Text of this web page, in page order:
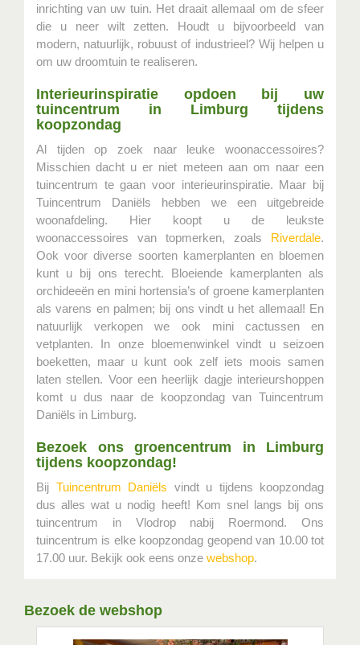
inrichting van uw tuin. Het draait allemaal om de sfeer
die u neer wilt zetten. Houdt u bijvoorbeeld van
modern, natuurlijk, robuust of industrieel? Wij helpen u
om uw droomtuin te realiseren.
Interieurinspiratie opdoen bij uw
tuincentrum in Limburg tijdens
koopzondag
Al tijden op zoek naar leuke woonaccessoires?
Misschien dacht u er niet meteen aan om naar een
tuincentrum te gaan voor interieurinspiratie. Maar bij
Tuincentrum Daniëls hebben we een uitgebreide
woonafdeling. Hier koopt u de leukste
woonaccessoires van topmerken, zoals Riverdale.
Ook voor diverse soorten kamerplanten en bloemen
kunt u bij ons terecht. Bloeiende kamerplanten als
orchideeën en mini hortensia’s of groene kamerplanten
als varens en palmen; bij ons vindt u het allemaal! En
natuurlijk verkopen we ook mini cactussen en
vetplanten. In onze bloemenwinkel vindt u seizoen
boeketten, maar u kunt ook zelf iets moois samen
laten stellen. Voor een heerlijk dagje interieurshoppen
komt u dus naar de koopzondag van Tuincentrum
Daniëls in Limburg.
Bezoek ons groencentrum in Limburg
tijdens koopzondag!
Bij Tuincentrum Daniëls vindt u tijdens koopzondag
dus alles wat u nodig heeft! Kom snel langs bij ons
tuincentrum in Vlodrop nabij Roermond. Ons
tuincentrum is elke koopzondag geopend van 10.00 tot
17.00 uur. Bekijk ook eens onze webshop.
Bezoek de webshop